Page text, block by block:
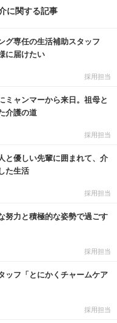
に関する記事
グ専任の生活補助スタッフ
に届けたい
採用担当
ミャンマーから来日。祖母と
介護の道
採用担当
と優しい先輩に囲まれて、介
た生活
採用担当
努力と積極的な姿勢で過ごす
採用担当
ッフ「とにかくチャームケア
採用担当